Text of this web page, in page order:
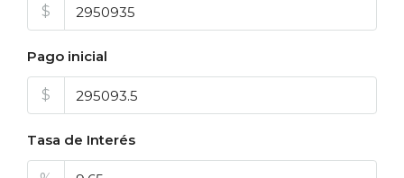
$
Pago inicial
$
Tasa de Interés